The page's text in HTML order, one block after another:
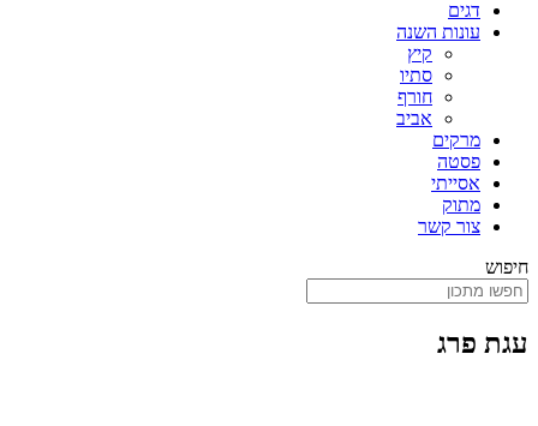
דגים
עונות השנה
קיץ
סתיו
חורף
אביב
מרקים
פסטה
אסייתי
מתוק
צור קשר
חיפוש
עגת פרג